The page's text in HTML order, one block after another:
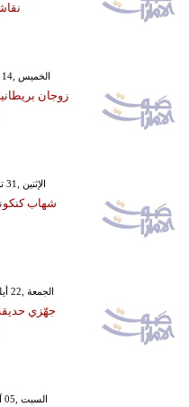
GMT 21:38 2013 الخميس ,14 آذار/ مارس
زوجان
GMT 15:36 2017 الإثنين ,31 تموز / يوليو
شهاب
GMT 06:55 2017 الجمعة ,22 أيلول / سبتمبر
جهّزي
GMT 21:01 2016 السبت ,05 آذار/ مارس